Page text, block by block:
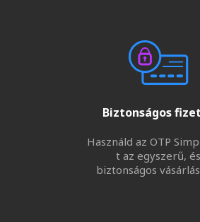
Biztonságos
Használd az OTP
t az egyszerű, és
biztonságos